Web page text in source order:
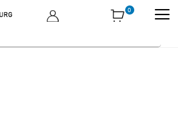
Inhalt